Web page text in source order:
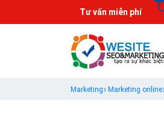
Tư vấn miễn phí
Marketing Marketing online